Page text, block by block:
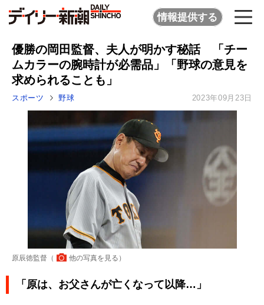
情報提供する
優勝の岡田監督、夫人が明かす秘話 「チー
ムカラーの腕時計が必需品」「野球の意見を
求められることも」
スポーツ 野球 2023年09月23日
原辰徳監督（ 他の写真を見る ）
「原は、お父さんが亡くなって以降…」